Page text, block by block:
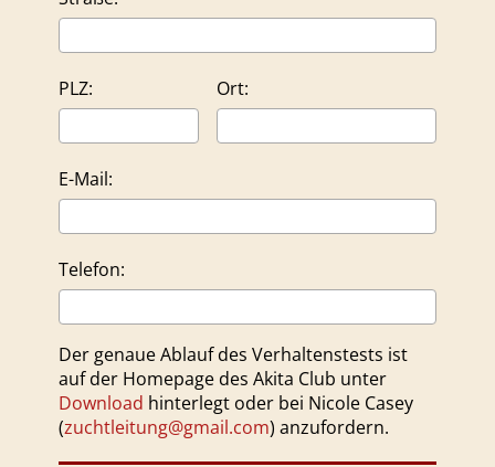
PLZ: Ort:
E-Mail:
Telefon:
Der genaue Ablauf des Verhaltenstests ist
auf der Homepage des Akita Club unter
Download hinterlegt oder bei Nicole Casey
(zuchtleitung@gmail.com) anzufordern.